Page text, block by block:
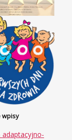
wpisy
adaptacyjno-